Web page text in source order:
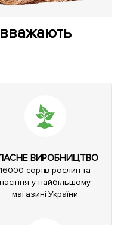
ВИРОБНИЦТВО
16000 сортів рослин та
насіння у найбільшому
магазині України